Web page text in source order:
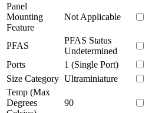
Panel
Mounting
Feature
Not Applicable
PFAS
PFAS Status
Undetermined
Ports
1 (Single Port)
Size Category Ultraminiature
Temp (Max
Degrees
90